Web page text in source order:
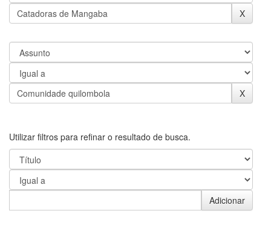
Utilizar filtros para refinar o resultado de busca.